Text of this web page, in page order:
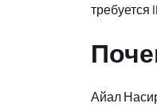
требуется
Айал